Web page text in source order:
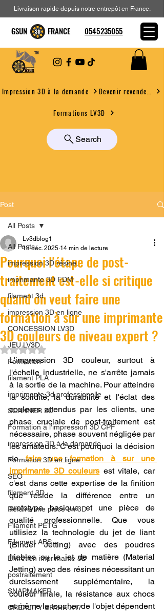
Impression 3D à la demande
Formations LV3D
Search
Livraison rapide depuis notre entrepôt en France.
GSUN FRANCE 0545235055
Post
All Posts
impression 3D résine.
imprimante 3D FDM
filament 3d,
impression 3D en ligne
CONCESSION LV3D
JEU LV3D
Formation
filament PLA
imprimante 3d professionelle
SCANNER 3D
Formation à l'impression 3D CPF
impression 3D à la demande
Formation 3D en ligne.
SEO
filament 3D
Refaire une piece en 3D
Filament PETG
Filament ABS
Entretien imprimante 3D
postraitement
SNAPMAKER
CRÉALITY SPARK X I7
All Posts
Pourquoi l'étape de post-
traitement est-elle si critique
quand on veut faire une
formation à sur une imprimante
3D couleurs de niveau expert ?
Lv3dblog1
15 déc. 2025 14 min de lecture
Noté NaN étoiles sur 5.
L'impression 3D couleur, surtout à
l'échelle industrielle, ne s'arrête jamais
à la sortie de la machine. Pour atteindre
la solidité, la durabilité et l'éclat des
couleurs attendus par les clients, une
phase cruciale de post-traitement est
nécessaire, phase souvent négligée par
les amateurs. C'est pourquoi la décision
de faire une formation à sur une
imprimante 3D couleurs est vitale, car
c'est dans cette expertise de la finition
que réside la différence entre un
prototype basique et une pièce de
qualité professionnelle. Que vous
utilisiez la technologie du jet de liant
(Binder Jetting) avec des poudres
friables ou le jet de matière (Material
Jetting) avec des résines nécessitant un
durcissement supplémentaire, la
couleur finale, la résistance aux chocs
et même le toucher de l'objet dépendent